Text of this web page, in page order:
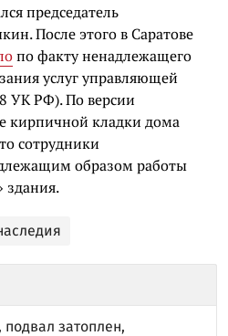
председатель
После этого в Саратове
по факту ненадлежащего
услуг управляющей
УК РФ). По версии
кирпичной кладки дома
сотрудники
образом работы
затоплен,